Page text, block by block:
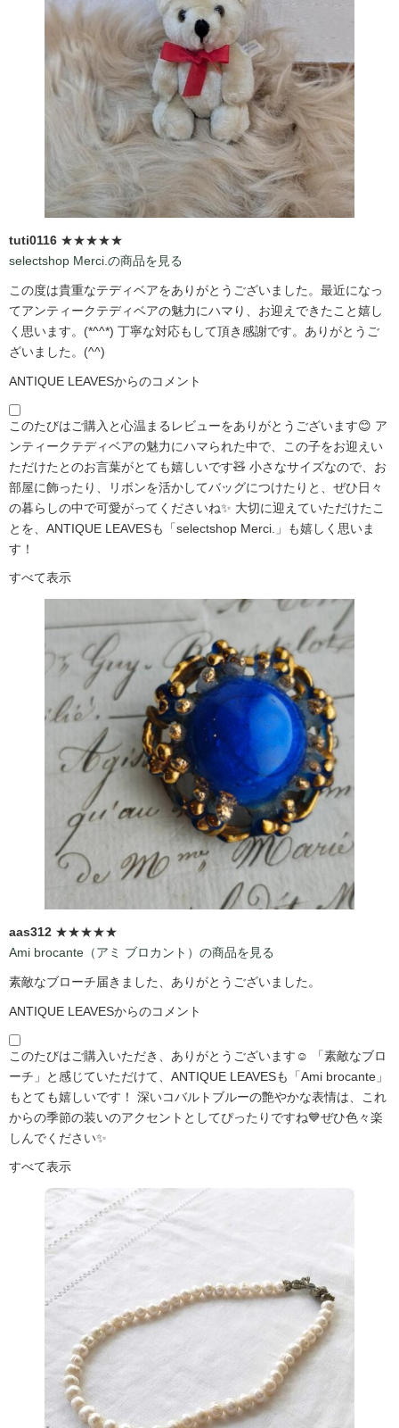
tuti0116 ★★★★★
selectshop Merci.の商品を見る
この度は貴重なテディベアをありがとうございました。最近になっ
てアンティークテディベアの魅力にハマり、お迎えできたこと嬉し
く思います。(*^^*) 丁寧な対応もして頂き感謝です。ありがとうご
ざいました。(^^)
ANTIQUE LEAVESからのコメント
このたびはご購入と心温まるレビューをありがとうございます😊 ア
ンティークテディベアの魅力にハマられた中で、この子をお迎えい
ただけたとのお言葉がとても嬉しいです🧸 小さなサイズなので、お
部屋に飾ったり、リボンを活かしてバッグにつけたりと、ぜひ日々
の暮らしの中で可愛がってくださいね✨ 大切に迎えていただけたこ
とを、ANTIQUE LEAVESも「selectshop Merci.」も嬉しく思いま
す！
すべて表示
aas312 ★★★★★
Ami brocante（アミ ブロカント）の商品を見る
素敵なブローチ届きました、ありがとうございました。
ANTIQUE LEAVESからのコメント
このたびはご購入いただき、ありがとうございます☺️ 「素敵なブロ
ーチ」と感じていただけて、ANTIQUE LEAVESも「Ami brocante」
もとても嬉しいです！ 深いコバルトブルーの艶やかな表情は、これ
からの季節の装いのアクセントとしてぴったりですね💙ぜひ色々楽
しんでください✨
すべて表示